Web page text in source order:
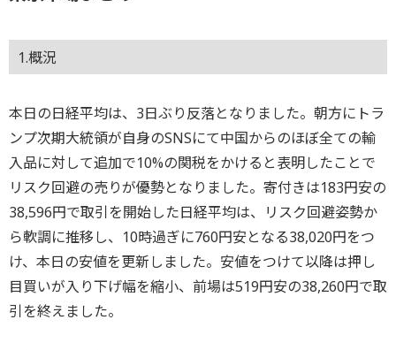
1.概況
本日の日経平均は、3日ぶり反落となりました。朝方にトラ
ンプ次期大統領が自身のSNSにて中国からのほぼ全ての輸
入品に対して追加で10%の関税をかけると表明したことで
リスク回避の売りが優勢となりました。寄付きは183円安の
38,596円で取引を開始した日経平均は、リスク回避姿勢か
ら軟調に推移し、10時過ぎに760円安となる38,020円をつ
け、本日の安値を更新しました。安値をつけて以降は押し
目買いが入り下げ幅を縮小、前場は519円安の38,260円で取
引を終えました。